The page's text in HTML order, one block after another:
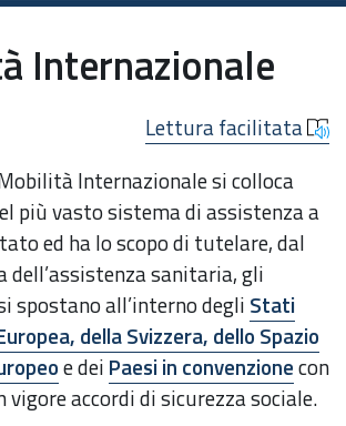
Internazionale
Lettura facilitata
Internazionale si colloca
più vasto sistema di assistenza a
ed ha lo scopo di tutelare, dal
dell’assistenza sanitaria, gli
spostano all’interno degli Stati
della Svizzera, dello Spazio
e dei Paesi in convenzionecon
vigore accordi di sicurezza sociale.